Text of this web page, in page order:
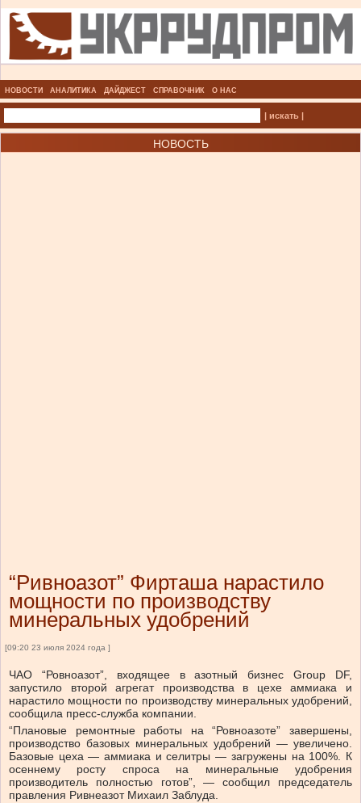
НОВОСТИ АНАЛИТИКА ДАЙДЖЕСТ СПРАВОЧНИК О НАС
| искать |
НОВОСТЬ
“Ривноазот” Фирташа нарастило
мощности по производству
минеральных удобрений
[09:20 23 июля 2024 года ]
ЧАО “Ровноазот”, входящее в азотный бизнес Group DF,
запустило второй агрегат производства в цехе аммиака и
нарастило мощности по производству минеральных удобрений,
сообщила пресс-служба компании.
“Плановые ремонтные работы на “Ровноазоте” завершены,
производство базовых минеральных удобрений — увеличено.
Базовые цеха — аммиака и селитры — загружены на 100%. К
осеннему росту спроса на минеральные удобрения
производитель полностью готов”, — сообщил председатель
правления Ривнеазот Михаил Заблуда.